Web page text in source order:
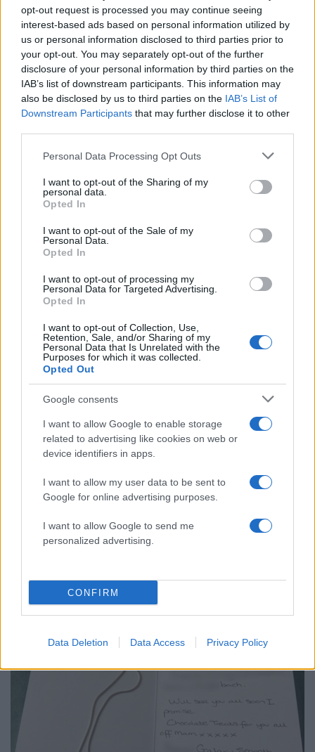
opt-out request is processed you may continue seeing
interest-based ads based on personal information utilized by
us or personal information disclosed to third parties prior to
your opt-out. You may separately opt-out of the further
disclosure of your personal information by third parties on the
IAB’s list of downstream participants. This information may
also be disclosed by us to third parties on the IAB’s List of
Downstream Participants that may further disclose it to other
Please note that this website/app uses one or more Google
not limited to your visit or usage behaviour. You may click to
grant or deny consent to Google and its third-party tags to
use your data for below specified purposes in below Google
consent section.
Personal Data Processing Opt Outs
I want to opt-out of the Sharing of my
personal data.
Opted In
I want to opt-out of the Sale of my
Personal Data.
Opted In
I want to opt-out of processing my
Personal Data for Targeted Advertising.
Opted In
I want to opt-out of Collection, Use,
Retention, Sale, and/or Sharing of my
Personal Data that Is Unrelated with the
Purposes for which it was collected.
Opted Out
Google consents
I want to allow Google to enable storage
related to advertising like cookies on web or
device identifiers in apps.
I want to allow my user data to be sent to
Google for online advertising purposes.
I want to allow Google to send me
personalized advertising.
CONFIRM
Data Deletion Data Access Privacy Policy
12:5902.04.17
Τραγωδία στη Σουηδία! Τρεις νεκροί και
δεκάδες τραυματίες σε ανατροπή σχολικού
λεωφορείου
18:0025.03.17
Τραγωδία!
Κρεμάστηκε κατά
λάθος 4χρονο
αγοράκι – Πιάστηκε η
κουκούλα του σε
κρεμάστρα
Τράκαρε με τον
πατέρα του και
ΔΙΑΦΗΜΙΣΗ